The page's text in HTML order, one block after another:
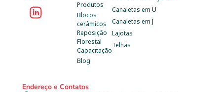
Blog
Produtos
Blocos
cerâmicos
Reposição
Florestal
Capacitação
Canaletas em U
Canaletas em J
Lajotas
Telhas
Endereço e Contatos